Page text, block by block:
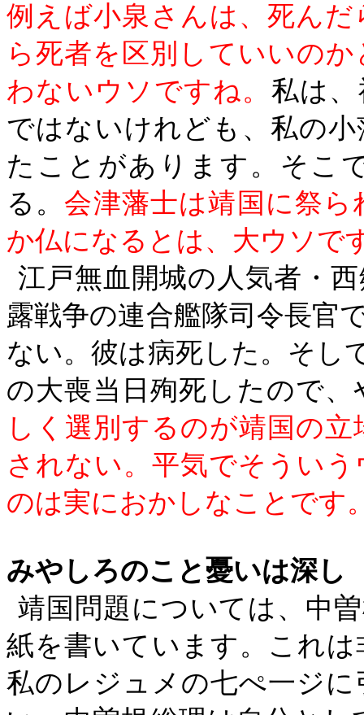
例えば小泉さんは、死ん
ら死者を区別していいの
わないウソですね。 私は
ではないけれども、私の
たことがあります。そこ
る。 会津藩士は靖国に祭
か仏になるとは、大ウソで
江戸無血開城の人気者・
露戦争の連合艦隊司令長官
ない。彼は病死した。そし
の大喪当日殉死したので
しく選別するのが靖国の
されない。平気でそうい
のは実におかしなことです
みやしろのこと憂いは深し
靖国問題については、中
紙を書いています。これ
私のレジュメの七ぺ一ジ